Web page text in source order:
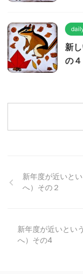
新
の
新年度が近いと
へ）その２
新年度が近いとい
へ）その4